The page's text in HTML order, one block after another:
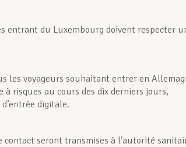
entrant du Luxembourg doivent respecter
les voyageurs souhaitant entrer en
à risques au cours des dix derniers jours,
digitale.
contact seront transmises à l’autorité